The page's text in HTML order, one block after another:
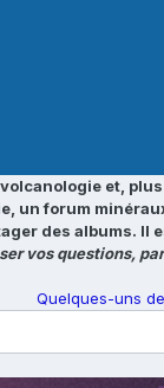
et,
forum
des albums.
vos questions,
Quelques-uns